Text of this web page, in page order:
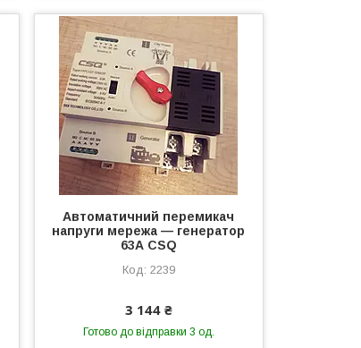
Автоматичний перемикач
напруги мережа — генератор
63А CSQ
2239
3 144 ₴
Готово до відправки 3 од.